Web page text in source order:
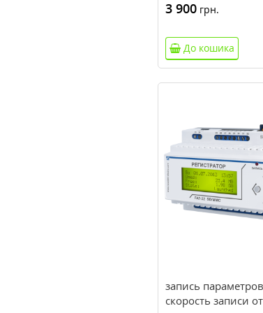
3 900грн.
До кошика
запись
скорость записи